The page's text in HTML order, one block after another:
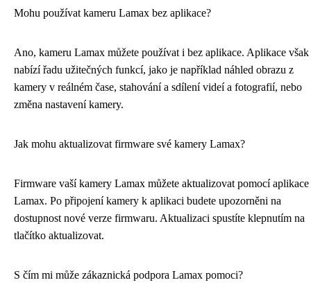
Mohu používat kameru Lamax bez aplikace?
Ano, kameru Lamax můžete používat i bez aplikace. Aplikace však
nabízí řadu užitečných funkcí, jako je například náhled obrazu z
kamery v reálném čase, stahování a sdílení videí a fotografií, nebo
změna nastavení kamery.
Jak mohu aktualizovat firmware své kamery Lamax?
Firmware vaší kamery Lamax můžete aktualizovat pomocí aplikace
Lamax. Po připojení kamery k aplikaci budete upozorněni na
dostupnost nové verze firmwaru. Aktualizaci spustíte klepnutím na
tlačítko aktualizovat.
S čím mi může zákaznická podpora Lamax pomoci?